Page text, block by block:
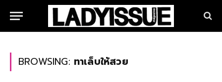
BROWSING: ทาเล็บให้สวย